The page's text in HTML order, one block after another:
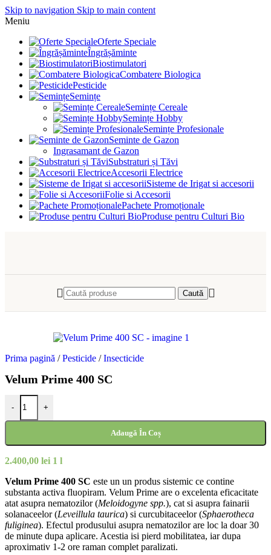
Skip to navigation Skip to main content
Meniu
Oferte Speciale
Îngrășăminte
Biostimulatori
Combatere Biologica
Pesticide
Semințe
Semințe Cereale
Semințe Hobby
Semințe Profesionale
Seminte de Gazon
Ingrasamant de Gazon
Substraturi și Tăvi
Accesorii Electrice
Sisteme de Irigat si accesorii
Folie si Accesorii
Pachete Promoționale
Produse pentru Culturi Bio
Caută
Prima pagină / Pesticide / Insecticide
Velum Prime 400 SC
- +
Adaugă În Coș
2.400,00 lei 1 l
Velum Prime 400 SC este un un produs sistemic ce contine
substanta activa fluopiram. Velum Prime are o excelenta eficacitate
atat asupra nematozilor (Meloidogyne spp.), cat si asupra fainarii
solanaceelor (Leveillula taurica) si curcubitaceelor (Sphaerotheca
fuliginea). Efectul produsului asupra nematozilor are loc la doar 30
de minute dupa aplicare. Acestia isi pierd mobilitatea, iar dupa
aproximativ 1-2 ore raman complet paralizati.